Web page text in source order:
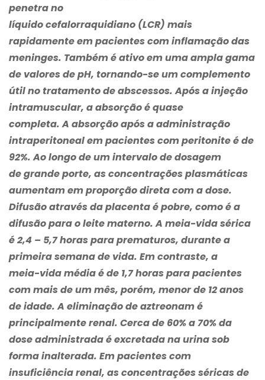
penetra no
líquido cefalorraquidiano (LCR) mais
rapidamente em pacientes com inflamação das
meninges. Também é ativo em uma ampla gama
de valores de pH, tornando-se um complemento
útil no tratamento de abscessos. Após a injeção
intramuscular, a absorção é quase
completa. A absorção após a administração
intraperitoneal em pacientes com peritonite é de
92%. Ao longo de um intervalo de dosagem
de grande porte, as concentrações plasmáticas
aumentam em proporção direta com a dose.
Difusão através da placenta é pobre, como é a
difusão para o leite materno. A meia-vida sérica
é 2,4 – 5,7 horas para prematuros, durante a
primeira semana de vida. Em contraste, a
meia-vida média é de 1,7 horas para pacientes
com mais de um mês, porém, menor de 12 anos
de idade. A eliminação de aztreonam é
principalmente renal. Cerca de 60% a 70% da
dose administrada é excretada na urina sob
forma inalterada. Em pacientes com
insuficiência renal, as concentrações séricas de